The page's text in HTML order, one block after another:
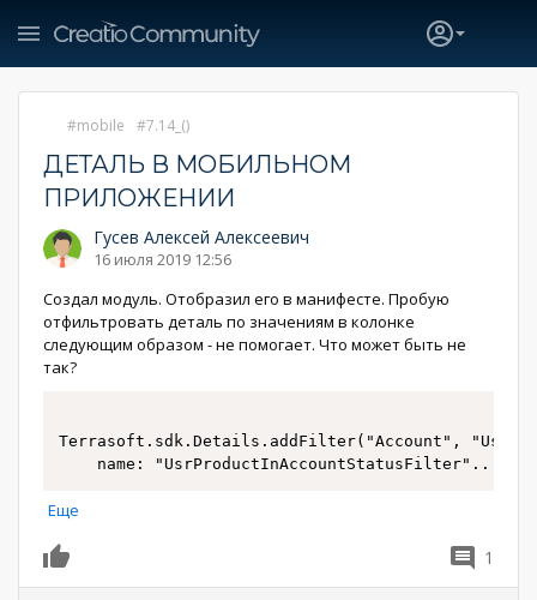
mobile 7.14_()
ДЕТАЛЬ В МОБИЛЬНОМ
ПРИЛОЖЕНИИ
Гусев Алексей Алексеевич
16 июля 2019 12:56
Создал модуль. Отобразил его в манифесте. Пробую
отфильтровать деталь по значениям в колонке
следующим образом - не помогает. Что может быть не
так?
Terrasoft.sdk.Details.addFilter("Account",
	name: "UsrProductInAccountStatusFilter"
...
Еще
1